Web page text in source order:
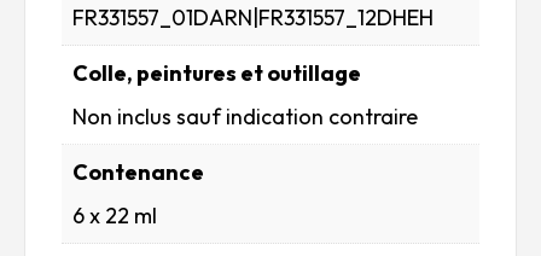
FR331557_01DARN|FR331557_12DHEH
Colle, peintures et outillage
Non inclus sauf indication contraire
Contenance
6 x 22 ml